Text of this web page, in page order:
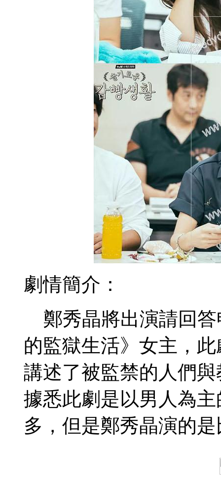
劇情簡介：
鄭秀晶將出演請回答
的監獄生活》女主，
講述了被監禁的人們
據悉此劇是以男人為
多，但是鄭秀晶演的